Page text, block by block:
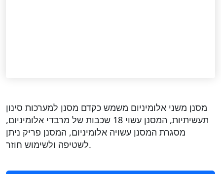
מסנן משני אלומיניום משמש כקדם מסנן למערכות סינון
תעשיתיות, המסנן עשוי 18 שכבות של מרבדי אלומיניום,
מסגרת המסנן עשויה אלומיניום, המסנן פריק ניתן
לשטיפה ולשימוש חוזר.